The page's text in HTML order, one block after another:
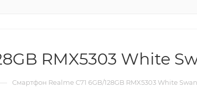
RMX5303 White
— Смартфон Realme C71 6GB/128GB RMX5303 White Swan